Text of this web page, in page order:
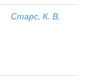
Старс, К. В.